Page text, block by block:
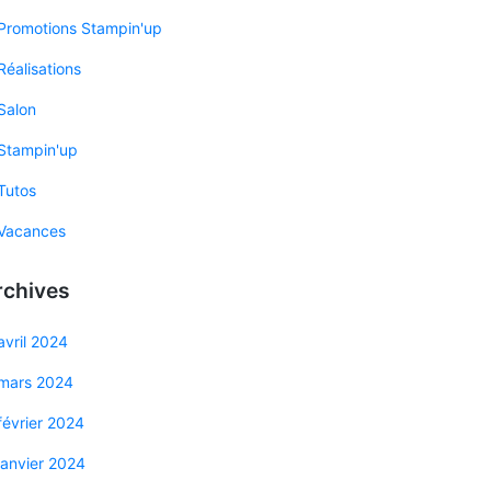
Stampin'up
2024
2024
2024
2024